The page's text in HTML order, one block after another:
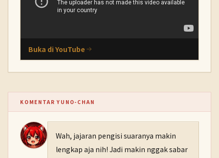
Buka di YouTube
KOMENTAR YUNO-CHAN
Wah, jajaran pengisi suaranya makin
lengkap aja nih! Jadi makin nggak sabar